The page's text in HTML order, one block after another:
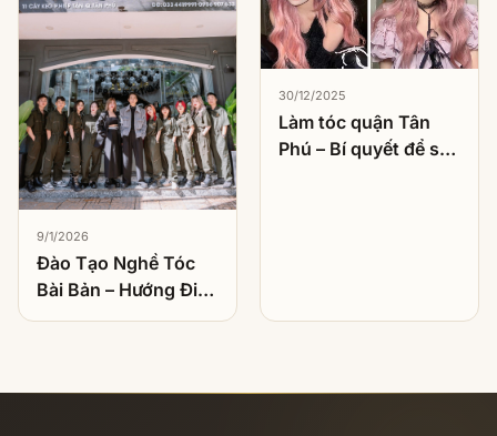
9/1/2026
Đào Tạo Nghề Tóc
Bài Bản – Hướng Đi
Bền Vững Cho Người
30/12/2025
Làm tóc quận Tân
Phú – Bí quyết để sở